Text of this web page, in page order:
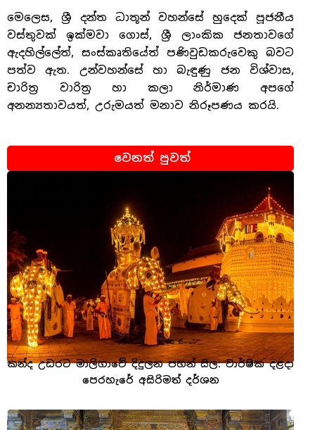
මෙලෙස, ශ්‍රී දන්ත ධාතූන් වහන්සේ හුදෙක් පූජනීය
වස්තුවක් ඉක්මවා ගොස්, ශ්‍රී ලාංකික ජනතාවගේ
ඇදහිල්ලේත්, සංස්කෘතියේත් පණිවුඩකරුවෙකු බවට
පත්ව ඇත. උන්වහන්සේ හා බැඳුණු ජන විශ්වාස,
චාරිත්‍ර වාරිත්‍ර හා කලා නිර්මාණ අපගේ
අනන්‍යතාවයත්, උරුමයත් මනාව නිරූපණය කරයි.
වෙනත් පුවත්
කන්ද උඩරට මාලිගාවේ දිදුලන පහන් සිල: වාර්ෂික දළදා
පෙරහැරේ අසිරිමත් දර්ශන